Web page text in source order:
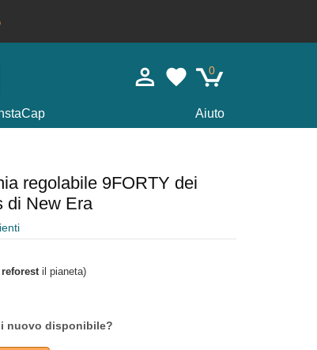
0
Aiuto
regolabile 9FORTY dei
di New Era
reforestil pianeta)
nuovo disponibile?